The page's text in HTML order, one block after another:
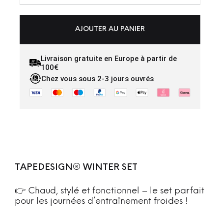
AJOUTER AU PANIER
Livraison gratuite en Europe à partir de
100€
Chez vous sous 2-3 jours ouvrés
TAPEDESIGN® WINTER SET
👉 Chaud, stylé et fonctionnel – le set parfait
pour les journées d’entraînement froides !